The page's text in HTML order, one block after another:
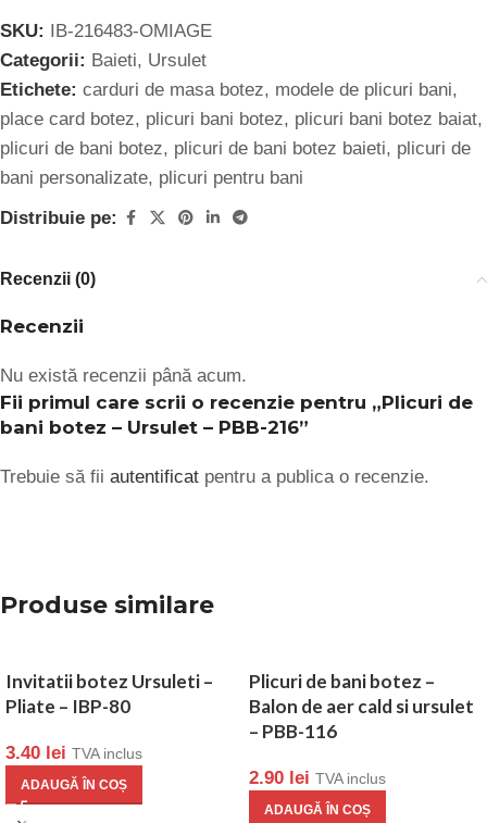
SKU:
IB-216483-OMIAGE
Categorii: Baieti, Ursulet
Etichete: carduri de masa botez, modele de plicuri bani,
place card botez, plicuri bani botez, plicuri bani botez baiat,
plicuri de bani botez, plicuri de bani botez baieti, plicuri de
bani personalizate, plicuri pentru bani
Distribuie pe:
Recenzii (0)
Recenzii
Nu există recenzii până acum.
Fii primul care scrii o recenzie pentru „Plicuri de
bani botez – Ursulet – PBB-216”
Trebuie să fii autentificat pentru a publica o recenzie.
Produse similare
Invitatii botez Ursuleti –
Pliate – IBP-80
3.40 lei TVA inclus
ADAUGĂ ÎN COȘ
Plicuri de bani botez –
Balon de aer cald si ursulet
– PBB-116
2.90 lei TVA inclus
ADAUGĂ ÎN COȘ